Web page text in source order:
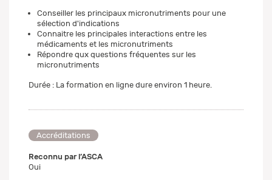
Conseiller les principaux micronutriments pour une
sélection d'indications
Connaitre les principales interactions entre les
médicaments et les micronutriments
Répondre qux questions fréquentes sur les
micronutriments
Durée : La formation en ligne dure environ 1 heure.
Accréditations
Reconnu par l’ASCA
Oui